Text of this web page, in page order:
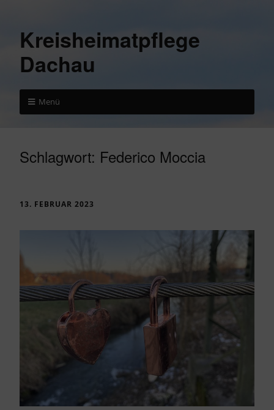
Kreisheimatpflege
Dachau
Menü
Schlagwort: Federico Moccia
13. FEBRUAR 2023